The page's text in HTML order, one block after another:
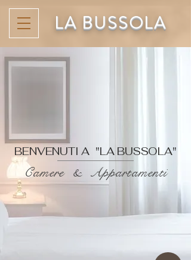
LA BUSSOLA
BENVENUTI A "LA BUSSOLA"
Camere & Appartamenti